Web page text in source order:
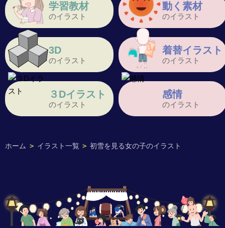
ホーム > イラスト一覧 > 初雪を見る女の子のイラスト
学習教材
のイラスト
動く素材
のイラスト
3D
のイラスト
着替イラスト
のイラスト
３Dイラスト
のイラスト
感情
のイラスト